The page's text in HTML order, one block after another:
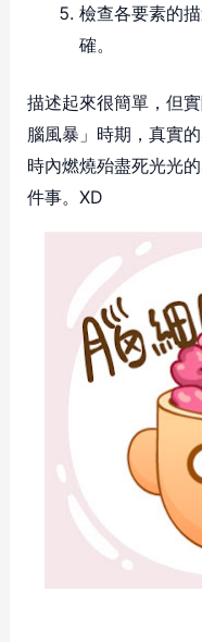
檢查各要素的
確。
描述起來很簡單，但
腦風暴」時期，真實
時內燃燒殆盡死光光
件事。XD